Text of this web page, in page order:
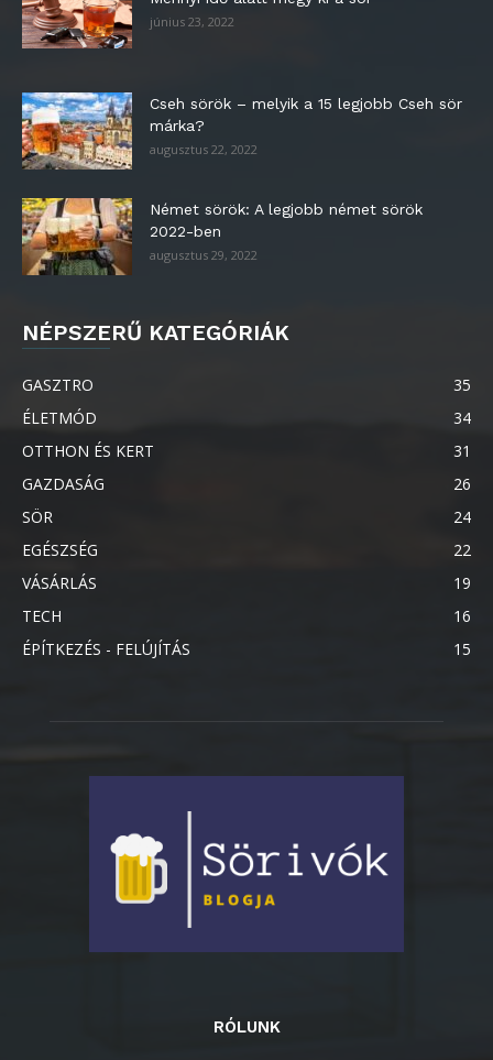
június 23, 2022
Cseh sörök – melyik a 15 legjobb Cseh sör
márka?
augusztus 22, 2022
Német sörök: A legjobb német sörök
2022-ben
augusztus 29, 2022
NÉPSZERŰ KATEGÓRIÁK
GASZTRO
35
ÉLETMÓD
34
OTTHON ÉS KERT
31
GAZDASÁG
26
SÖR
24
EGÉSZSÉG
22
VÁSÁRLÁS
19
TECH
16
ÉPÍTKEZÉS - FELÚJÍTÁS
15
RÓLUNK